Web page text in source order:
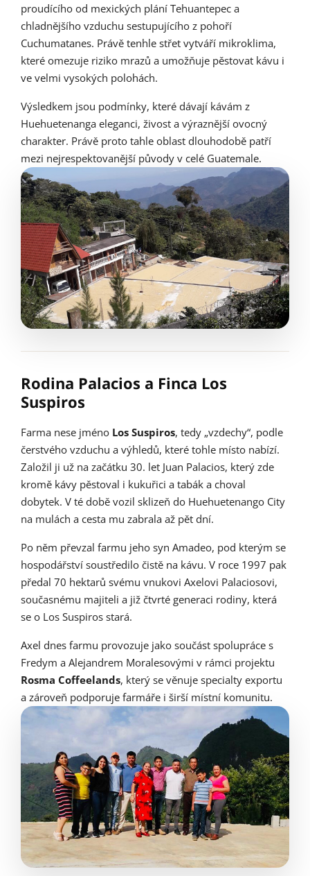
proudícího od mexických plání Tehuantepec a
chladnějšího vzduchu sestupujícího z pohoří
Cuchumatanes. Právě tenhle střet vytváří mikroklima,
které omezuje riziko mrazů a umožňuje pěstovat kávu i
ve velmi vysokých polohách.
Výsledkem jsou podmínky, které dávají kávám z
Huehuetenanga eleganci, živost a výraznější ovocný
charakter. Právě proto tahle oblast dlouhodobě patří
mezi nejrespektovanější původy v celé Guatemale.
Rodina Palacios a Finca Los
Suspiros
Farma nese jméno Los Suspiros, tedy „vzdechy“, podle
čerstvého vzduchu a výhledů, které tohle místo nabízí.
Založil ji už na začátku 30. let Juan Palacios, který zde
kromě kávy pěstoval i kukuřici a tabák a choval
dobytek. V té době vozil sklizeň do Huehuetenango City
na mulách a cesta mu zabrala až pět dní.
Po něm převzal farmu jeho syn Amadeo, pod kterým se
hospodářství soustředilo čistě na kávu. V roce 1997 pak
předal 70 hektarů svému vnukovi Axelovi Palaciosovi,
současnému majiteli a již čtvrté generaci rodiny, která
se o Los Suspiros stará.
Axel dnes farmu provozuje jako součást spolupráce s
Fredym a Alejandrem Moralesovými v rámci projektu
Rosma Coffeelands, který se věnuje specialty exportu
a zároveň podporuje farmáře i širší místní komunitu.